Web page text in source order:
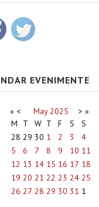
EVENIMENTE
« < May 2025 > »
M
T W T F S
S
28 29 30 1 2 3
4
5
6 7 8 9 10 11
12 13 14 15 16 17 18
19 20 21 22 23 24 25
26 27 28 29 30 31 1